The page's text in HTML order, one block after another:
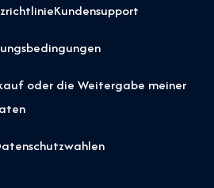
Kundensupport
oder die Weitergabe meiner